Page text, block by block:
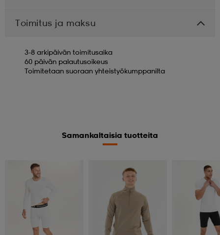
Toimitus ja maksu
3-8 arkipäivän toimitusaika
60 päivän palautusoikeus
Toimitetaan suoraan yhteistyökumppanilta
Samankaltaisia tuotteita